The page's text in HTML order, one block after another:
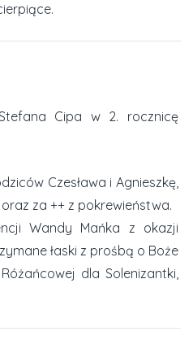
Cipa w 2. rocznicę
Czesława i Agnieszkę,
za ++ z pokrewieństwa.
Wandy Mańka z okazji
łaski z prośbą o Boże
dla Solenizantki,